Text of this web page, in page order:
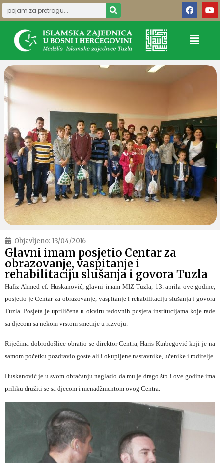
Objavljeno: 13/04/2016
Glavni imam posjetio Centar za
obrazovanje, vaspitanje i
rehabilitaciju slušanja i govora Tuzla
Hafiz Ahmed-ef. Huskanović, glavni imam MIZ Tuzla, 13. aprila ove godine,
posjetio jeCentarza obrazovanje, vaspitanje i rehabilitaciju slušanja igovora
Tuzla. Posjeta je upriličena u okviru redovnih posjeta institucijama koje rade
sa djecom sa nekom vrstom smetnje u razvoju.
Riječima dobrodošlice obratio se direktor Centra, Haris Kurbegović koji je na
samom početku pozdravio goste ali i okupljene nastavnike, učenike i roditelje.
Huskanović je u svom obraćanju naglasio da mu je drago što i ove godine ima
priliku družiti se sa djecom i menadžmentom ovog Centra.